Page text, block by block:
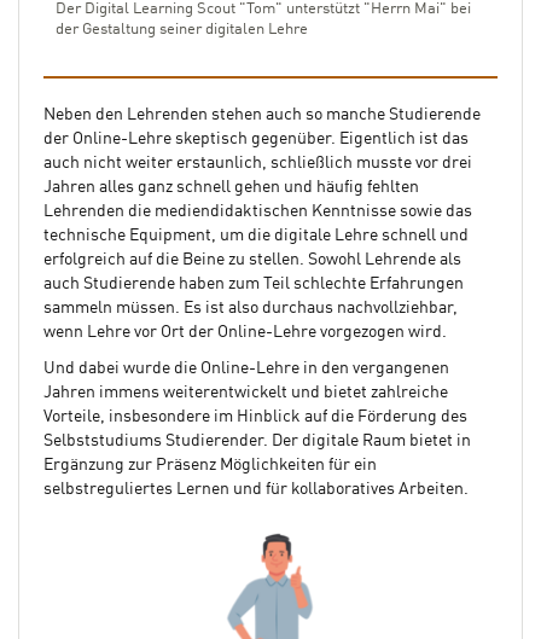
Der Digital Learning Scout "Tom" unterstützt "Herrn Mai" bei
der Gestaltung seiner digitalen Lehre
Neben den Lehrenden stehen auch so manche Studierende
der Online-Lehre skeptisch gegenüber. Eigentlich ist das
auch nicht weiter erstaunlich, schließlich musste vor drei
Jahren alles ganz schnell gehen und häufig fehlten
Lehrenden die mediendidaktischen Kenntnisse sowie das
technische Equipment, um die digitale Lehre schnell und
erfolgreich auf die Beine zu stellen. Sowohl Lehrende als
auch Studierende haben zum Teil schlechte Erfahrungen
sammeln müssen. Es ist also durchaus nachvollziehbar,
wenn Lehre vor Ort der Online-Lehre vorgezogen wird.
Und dabei wurde die Online-Lehre in den vergangenen
Jahren immens weiterentwickelt und bietet zahlreiche
Vorteile, insbesondere im Hinblick auf die Förderung des
Selbststudiums Studierender. Der digitale Raum bietet in
Ergänzung zur Präsenz Möglichkeiten für ein
selbstreguliertes Lernen und für kollaboratives Arbeiten.